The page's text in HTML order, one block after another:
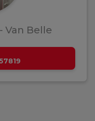
Van Belle